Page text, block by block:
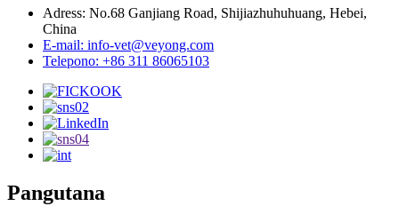
Adress: No.68 Ganjiang Road, Shijiazhuhuhuang, Hebei,
China
E-mail: info-vet@veyong.com
Telepono: +86 311 86065103
Pangutana